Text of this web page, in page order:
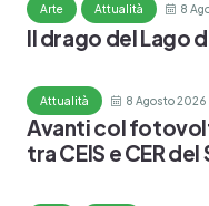
Arte Attualità 8
Il drago del Lago
Attualità 8 Agosto 2026
Avanti col
tra CEIS e CER del